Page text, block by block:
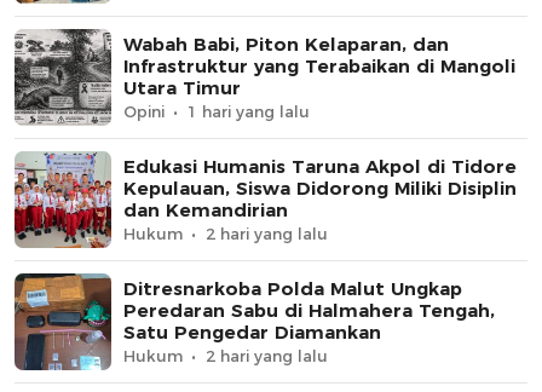
Wabah Babi, Piton Kelaparan, dan
Infrastruktur yang Terabaikan di Mangoli
Utara Timur
Opini 1 hari yang lalu
Edukasi Humanis Taruna Akpol di Tidore
Kepulauan, Siswa Didorong Miliki Disiplin
dan Kemandirian
Hukum 2 hari yang lalu
Ditresnarkoba Polda Malut Ungkap
Peredaran Sabu di Halmahera Tengah,
Satu Pengedar Diamankan
Hukum 2 hari yang lalu